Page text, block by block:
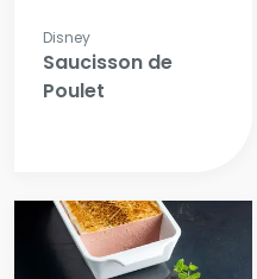
Disney
Saucisson de
Poulet